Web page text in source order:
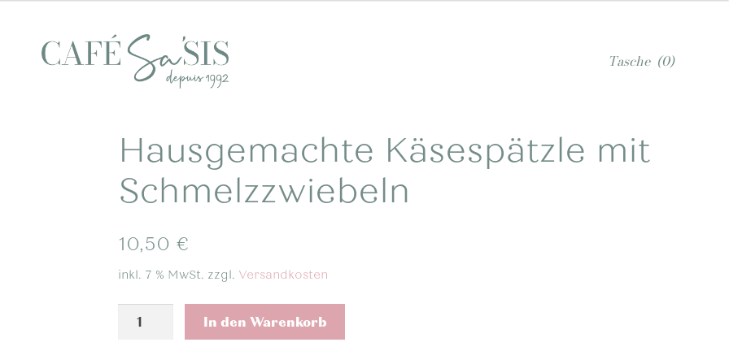
Tasche (0)
Hausgemachte Käsespätzle mit
Schmelzzwiebeln
10,50 €
inkl. 7 % MwSt. zzgl. Versandkosten
In den Warenkorb